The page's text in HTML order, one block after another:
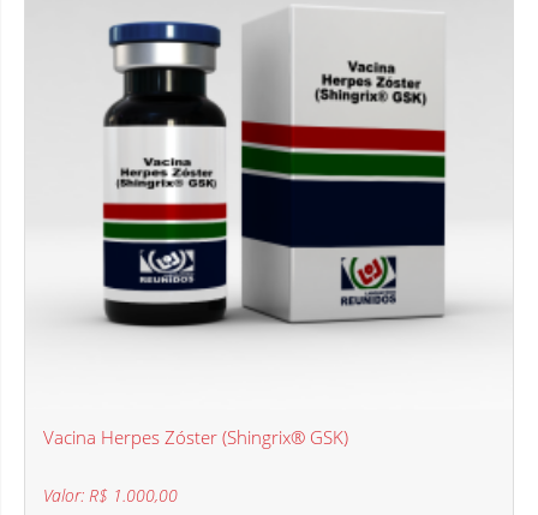
Vacina Herpes Zóster (Shingrix® GSK)
Valor: R$ 1.000,00